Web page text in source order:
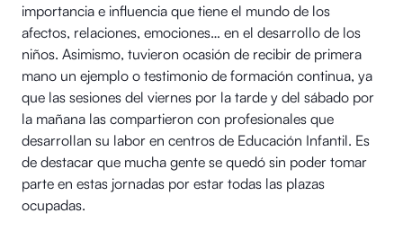
importancia e influencia que tiene el mundo de los
afectos, relaciones, emociones… en el desarrollo de los
niños. Asimismo, tuvieron ocasión de recibir de primera
mano un ejemplo o testimonio de formación continua, ya
que las sesiones del viernes por la tarde y del sábado por
la mañana las compartieron con profesionales que
desarrollan su labor en centros de Educación Infantil. Es
de destacar que mucha gente se quedó sin poder tomar
parte en estas jornadas por estar todas las plazas
ocupadas.